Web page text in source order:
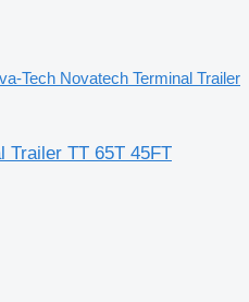
Tech Novatech Terminal Trailer
Trailer TT 65T 45FT